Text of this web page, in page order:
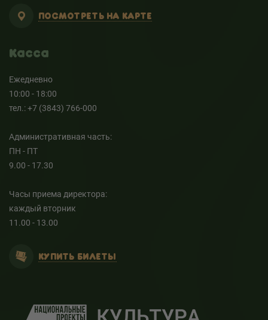
ПОСМОТРЕТЬ НА КАРТЕ
Касса
Ежедневно
10:00 - 18:00
тел.: +7 (3843) 766-000
Административная часть:
ПН - ПТ
9.00 - 17.30
Часы приема директора:
каждый вторник
11.00 - 13.00
КУПИТЬ БИЛЕТЫ